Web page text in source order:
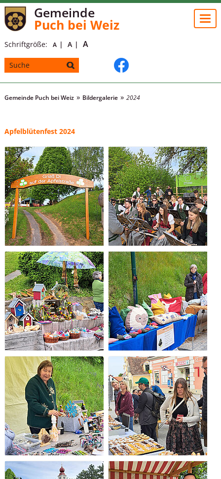
Gemeinde
Puch bei Weiz
Schriftgröße: A A A
Gemeinde Puch bei Weiz Bildergalerie 2024
Apfelblütenfest 2024